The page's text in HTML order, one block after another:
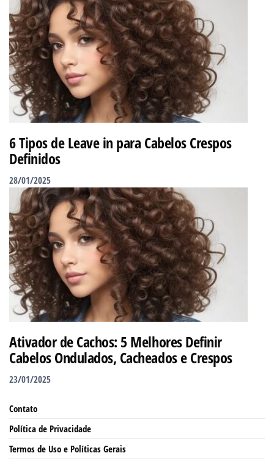
6 Tipos de Leave in para Cabelos Crespos
Definidos
28/01/2025
Ativador de Cachos: 5 Melhores Definir
Cabelos Ondulados, Cacheados e Crespos
23/01/2025
Contato
Política de Privacidade
Termos de Uso e Políticas Gerais